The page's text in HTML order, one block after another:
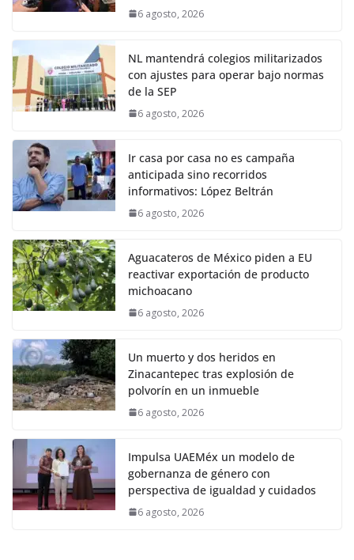
6 agosto, 2026
NL mantendrá colegios militarizados
con ajustes para operar bajo normas
de la SEP
6 agosto, 2026
Ir casa por casa no es campaña
anticipada sino recorridos
informativos: López Beltrán
6 agosto, 2026
Aguacateros de México piden a EU
reactivar exportación de producto
michoacano
6 agosto, 2026
Un muerto y dos heridos en
Zinacantepec tras explosión de
polvorín en un inmueble
6 agosto, 2026
Impulsa UAEMéx un modelo de
gobernanza de género con
perspectiva de igualdad y cuidados
6 agosto, 2026